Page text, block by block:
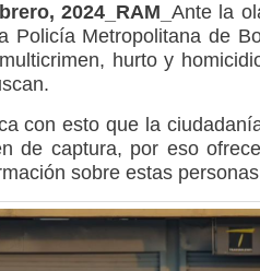
2024_RAM_ Ante la
Policía Metropolitana de
hurto y
con esto que la
de captura, por eso
sobre estas